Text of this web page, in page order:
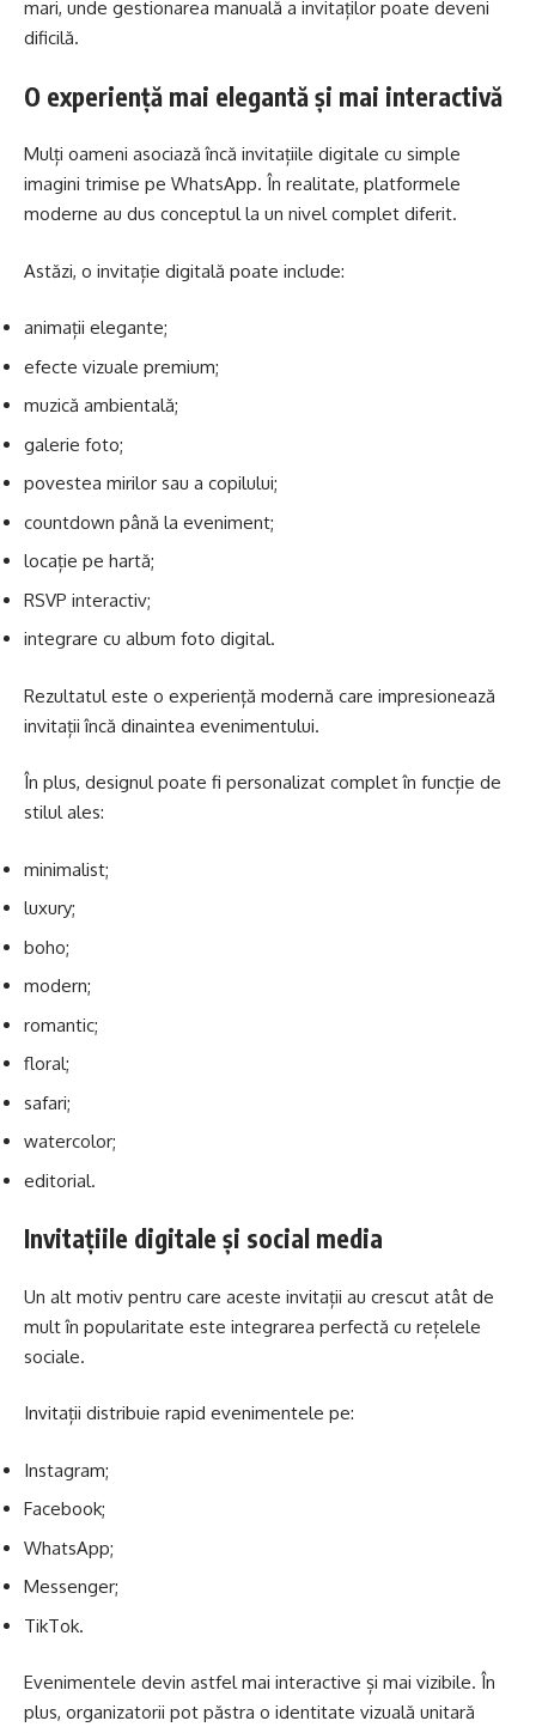
mari, unde gestionarea manuală a invitaților poate deveni
dificilă.
O experiență mai elegantă și mai interactivă
Mulți oameni asociază încă invitațiile digitale cu simple
imagini trimise pe WhatsApp. În realitate, platformele
moderne au dus conceptul la un nivel complet diferit.
Astăzi, o invitație digitală poate include:
animații elegante;
efecte vizuale premium;
muzică ambientală;
galerie foto;
povestea mirilor sau a copilului;
countdown până la eveniment;
locație pe hartă;
RSVP interactiv;
integrare cu album foto digital.
Rezultatul este o experiență modernă care impresionează
invitații încă dinaintea evenimentului.
În plus, designul poate fi personalizat complet în funcție de
stilul ales:
minimalist;
luxury;
boho;
modern;
romantic;
floral;
safari;
watercolor;
editorial.
Invitațiile digitale și social media
Un alt motiv pentru care aceste invitații au crescut atât de
mult în popularitate este integrarea perfectă cu rețelele
sociale.
Invitații distribuie rapid evenimentele pe:
Instagram;
Facebook;
WhatsApp;
Messenger;
TikTok.
Evenimentele devin astfel mai interactive și mai vizibile. În
plus, organizatorii pot păstra o identitate vizuală unitară